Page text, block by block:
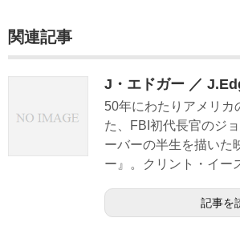
関連記事
J・エドガー ／
50年にわたりアメリカ
た、FBI初代長官のジ
ーバーの半生を描いた
ー』。クリント・イー
記事を